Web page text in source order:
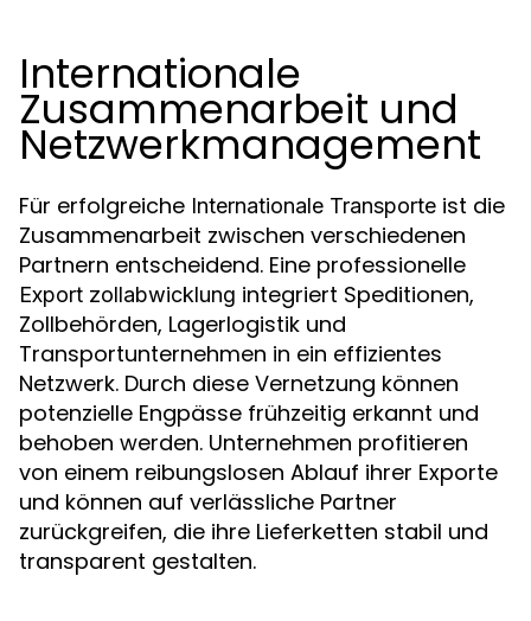
Internationale
Zusammenarbeit und
Netzwerkmanagement
Für erfolgreiche Internationale Transporte ist die
Zusammenarbeit zwischen verschiedenen
Partnern entscheidend. Eine professionelle
Export zollabwicklung integriert Speditionen,
Zollbehörden, Lagerlogistik und
Transportunternehmen in ein effizientes
Netzwerk. Durch diese Vernetzung können
potenzielle Engpässe frühzeitig erkannt und
behoben werden. Unternehmen profitieren
von einem reibungslosen Ablauf ihrer Exporte
und können auf verlässliche Partner
zurückgreifen, die ihre Lieferketten stabil und
transparent gestalten.